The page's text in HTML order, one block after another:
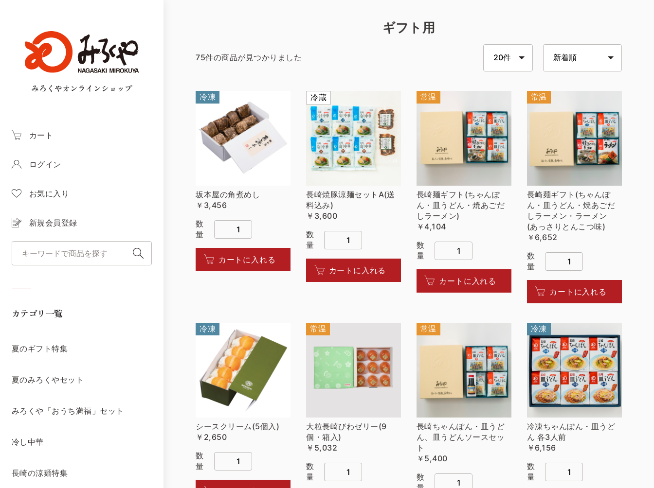
みろくやオンラインショップ
カート
ログイン
お気に入り
新規会員登録
カテゴリ一覧
夏のギフト特集
夏のみろくやセット
みろくや「おうち満福」セット
冷し中華
長崎の涼麺特集
ギフト用
75件の商品が見つかりました
冷凍
坂本屋の角煮めし
￥3,456
数
量
カートに入れる
冷蔵
長崎焼豚涼麺セットA(送
料込み)
￥3,600
数
量
カートに入れる
常温
長崎麺ギフト(ちゃんぽ
ん・皿うどん・焼あごだ
しラーメン)
￥4,104
数
量
カートに入れる
常温
長崎麺ギフト(ちゃんぽ
ん・皿うどん・焼あごだ
しラーメン・ラーメン
(あっさりとんこつ味)
￥6,652
数
量
カートに入れる
冷凍
シースクリーム(5個入)
￥2,650
数
量
常温
大粒長崎びわゼリー(9
個・箱入)
￥5,032
数
量
常温
長崎ちゃんぽん・皿うど
ん、皿うどんソースセッ
ト
￥5,400
数
冷凍
冷凍ちゃんぽん・皿うど
ん 各3人前
￥6,156
数
量